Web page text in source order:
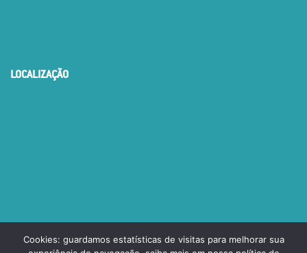
LOCALIZAÇÃO
Cookies: guardamos estatísticas de visitas para melhorar sua